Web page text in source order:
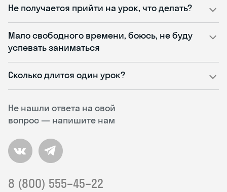
Не нашли ответа на свой
вопрос — напишите нам
8 (800) 555–45–22
Не получается прийти на урок, что делать?
Мало свободного времени, боюсь, не буду
успевать заниматься
Сколько длится один урок?